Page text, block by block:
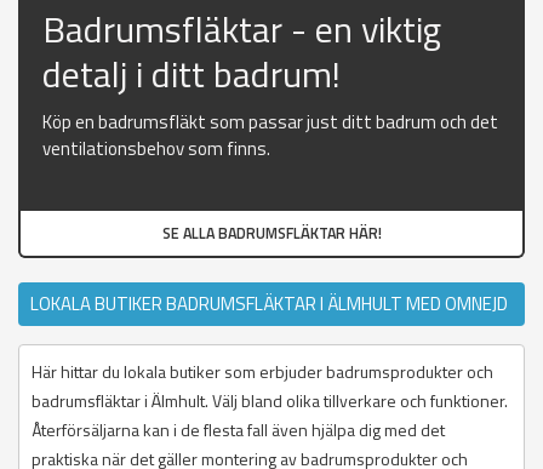
Badrumsfläktar - en viktig
detalj i ditt badrum!
Köp en badrumsfläkt som passar just ditt badrum och det
ventilationsbehov som finns.
SE ALLA BADRUMSFLÄKTAR HÄR!
LOKALA BUTIKER BADRUMSFLÄKTAR I ÄLMHULT MED OMNEJD
Här hittar du lokala butiker som erbjuder badrumsprodukter och
badrumsfläktar i Älmhult. Välj bland olika tillverkare och funktioner.
Återförsäljarna kan i de flesta fall även hjälpa dig med det
praktiska när det gäller montering av badrumsprodukter och